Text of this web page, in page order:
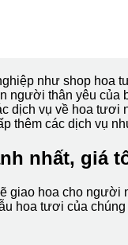
như shop hoa
thân yêu
vụ về hoa
thêm các dịch vụ
nhất, giá
giao hoa cho người
hoa tươi của